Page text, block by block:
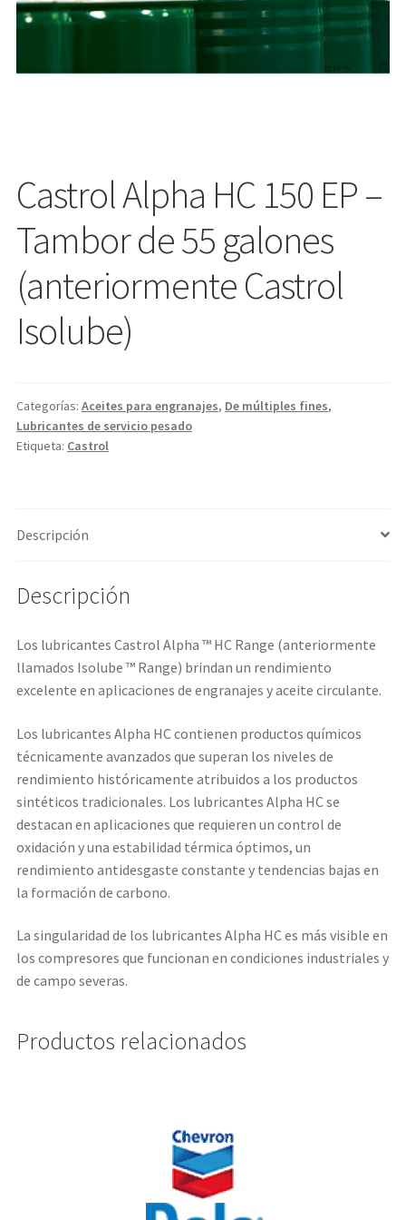
Castrol Alpha HC 150 EP –
Tambor de 55 galones
(anteriormente Castrol
Isolube)
Categorías: Aceites para engranajes, De múltiples fines,
Lubricantes de servicio pesado
Etiqueta: Castrol
Descripción
Descripción
Los lubricantes Castrol Alpha ™ HC Range (anteriormente
llamados Isolube ™ Range) brindan un rendimiento
excelente en aplicaciones de engranajes y aceite circulante.
Los lubricantes Alpha HC contienen productos químicos
técnicamente avanzados que superan los niveles de
rendimiento históricamente atribuidos a los productos
sintéticos tradicionales. Los lubricantes Alpha HC se
destacan en aplicaciones que requieren un control de
oxidación y una estabilidad térmica óptimos, un
rendimiento antidesgaste constante y tendencias bajas en
la formación de carbono.
La singularidad de los lubricantes Alpha HC es más visible en
los compresores que funcionan en condiciones industriales y
de campo severas.
Productos relacionados